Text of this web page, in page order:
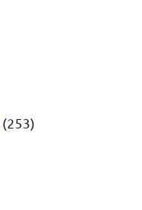
(253)